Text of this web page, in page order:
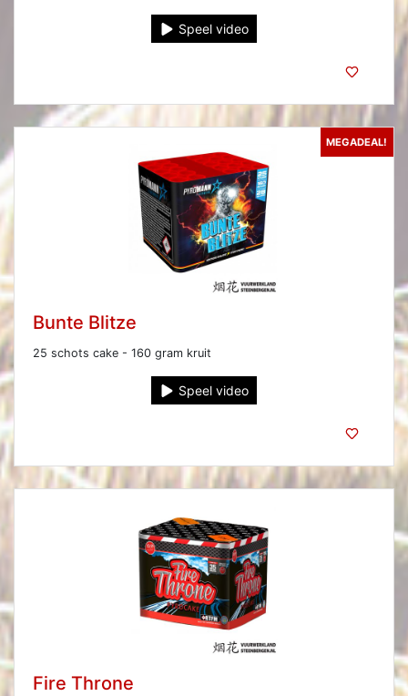
Speel video
MEGADEAL!
Bunte Blitze
25 schots cake - 160 gram kruit
Speel video
Fire Throne